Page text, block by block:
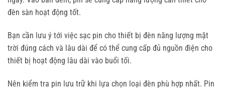
đèn sàn hoạt động tốt.
Bạn cần lưu ý tới việc sạc pin cho thiết bị đèn năng lượng mặt
trời đúng cách và lâu dài để có thể cung cấp đủ nguồn điện cho
thiết bị hoạt động lâu dài vào buổi tối.
Nên kiểm tra pin lưu trữ khi lựa chọn loại đèn phù hợp nhất. Pin